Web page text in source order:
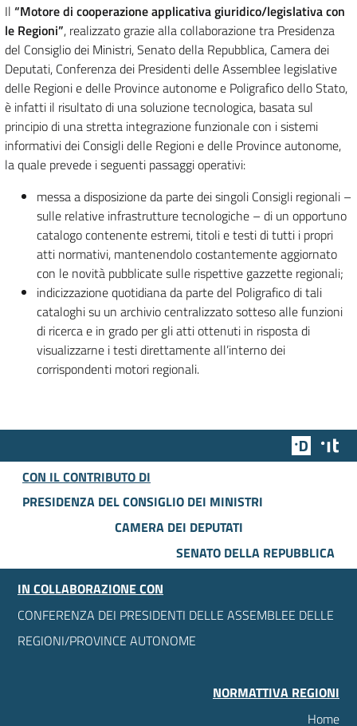
Il “Motore di cooperazione applicativa giuridico/legislativa con
le Regioni”, realizzato grazie alla collaborazione tra Presidenza
del Consiglio dei Ministri, Senato della Repubblica, Camera dei
Deputati, Conferenza dei Presidenti delle Assemblee legislative
delle Regioni e delle Province autonome e Poligrafico dello Stato,
è infatti il risultato di una soluzione tecnologica, basata sul
principio di una stretta integrazione funzionale con i sistemi
informativi dei Consigli delle Regioni e delle Province autonome,
la quale prevede i seguenti passaggi operativi:
messa a disposizione da parte dei singoli Consigli regionali –
sulle relative infrastrutture tecnologiche – di un opportuno
catalogo contenente estremi, titoli e testi di tutti i propri
atti normativi, mantenendolo costantemente aggiornato
con le novità pubblicate sulle rispettive gazzette regionali;
indicizzazione quotidiana da parte del Poligrafico di tali
cataloghi su un archivio centralizzato sotteso alle funzioni
di ricerca e in grado per gli atti ottenuti in risposta di
visualizzarne i testi direttamente all’interno dei
corrispondenti motori regionali.
Team
CON IL CONTRIBUTO DI
PRESIDENZA DEL CONSIGLIO DEI MINISTRI
CAMERA DEI DEPUTATI
SENATO DELLA REPUBBLICA
IN COLLABORAZIONE CON
CONFERENZA DEI PRESIDENTI DELLE ASSEMBLEE DELLE
REGIONI/PROVINCE AUTONOME
NORMATTIVA REGIONI
Home